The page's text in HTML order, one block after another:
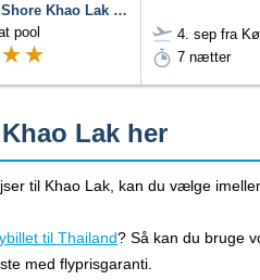
The Little Shore Khao Lak by Katathani
pool
4. sep fra
7 nætter
Lak her
til Khao Lak, kan du vælge
til Thailand? Så kan du bruge
med flyprisgaranti.